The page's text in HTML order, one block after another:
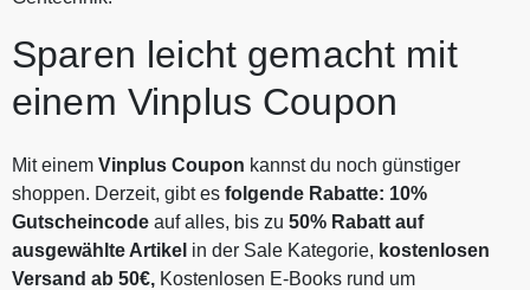
Sparen leicht gemacht mit
einem Vinplus Coupon
Mit einem Vinplus Coupon kannst du noch günstiger
shoppen. Derzeit, gibt es folgende Rabatte: 10%
Gutscheincode auf alles, bis zu 50% Rabatt auf
ausgewählte Artikel in der Sale Kategorie, kostenlosen
Versand ab 50€, Kostenlosen E-Books rund um